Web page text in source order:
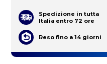
Spedizione in tutta
Italia entro 72 ore
Reso fino a 14 giorni